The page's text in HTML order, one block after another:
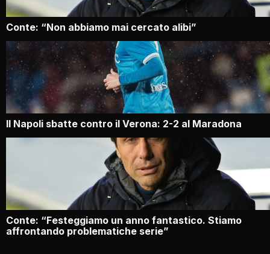
Conte: “Non abbiamo mai cercato alibi”
Il Napoli sbatte contro il Verona: 2-2 al Maradona
Conte: “Festeggiamo un anno fantastico. Stiamo
affrontando problematiche serie”